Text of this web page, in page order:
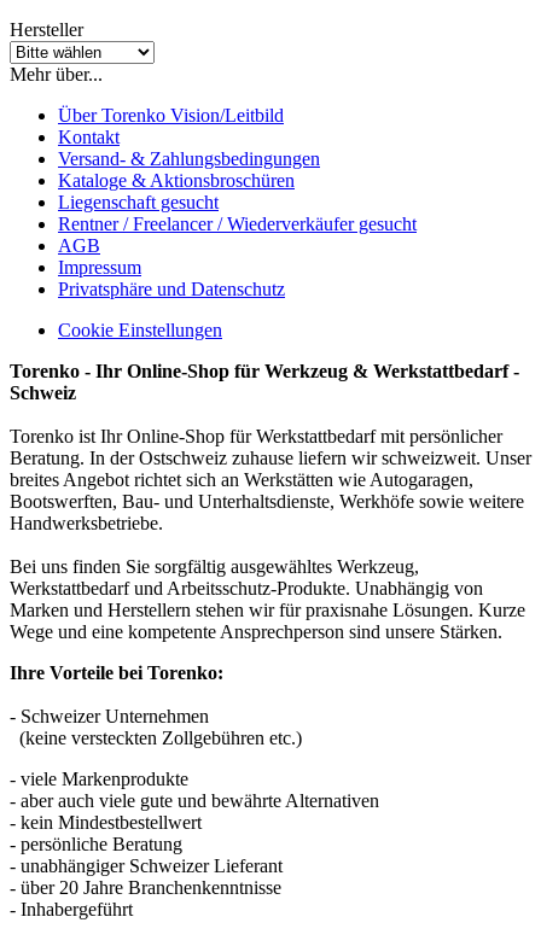
Hersteller
Mehr über...
Über Torenko Vision/Leitbild
Kontakt
Versand- & Zahlungsbedingungen
Kataloge & Aktionsbroschüren
Liegenschaft gesucht
Rentner / Freelancer / Wiederverkäufer gesucht
AGB
Impressum
Privatsphäre und Datenschutz
Cookie Einstellungen
Torenko - Ihr Online-Shop für Werkzeug & Werkstattbedarf -
Schweiz
Torenko ist Ihr Online-Shop für Werkstattbedarf mit persönlicher
Beratung. In der Ostschweiz zuhause liefern wir schweizweit. Unser
breites Angebot richtet sich an Werkstätten wie Autogaragen,
Bootswerften, Bau- und Unterhaltsdienste, Werkhöfe sowie weitere
Handwerksbetriebe.
Bei uns finden Sie sorgfältig ausgewähltes Werkzeug,
Werkstattbedarf und Arbeitsschutz-Produkte. Unabhängig von
Marken und Herstellern stehen wir für praxisnahe Lösungen. Kurze
Wege und eine kompetente Ansprechperson sind unsere Stärken.
Ihre Vorteile bei Torenko:
- Schweizer Unternehmen
(keine versteckten Zollgebühren etc.)
- viele Markenprodukte
- aber auch viele gute und bewährte Alternativen
- kein Mindestbestellwert
- persönliche Beratung
- unabhängiger Schweizer Lieferant
- über 20 Jahre Branchenkenntnisse
- Inhabergeführt